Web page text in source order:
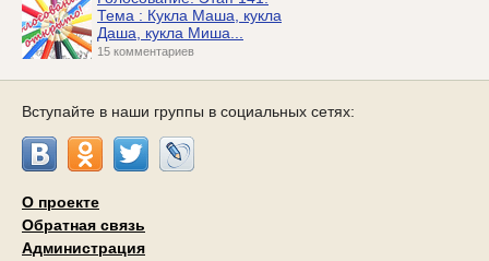
Тема : Кукла Маша, кукла
Даша, кукла Миша...
15 комментариев
Вступайте в наши группы в социальных сетях:
О проекте
Обратная связь
Администрация